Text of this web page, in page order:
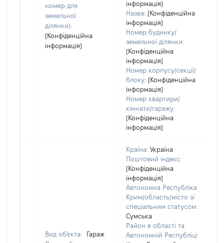
номер для
земельної
ділянки):
[Конфіденційна
інформація]
інформація]
Назва: [Конфіденційна
інформація]
Номер будинку/
земельної ділянки:
[Конфіденційна
інформація]
Номер корпусу/секції/
блоку: [Конфіденційна
інформація]
Номер квартири/
кімнати/гаражу:
[Конфіденційна
інформація]
Вид об'єкта:
Гараж
Країна: Україна
Поштовий індекс:
[Конфіденційна
інформація]
Автономна Республіка
Крим/область/місто зі
спеціальним статусом:
Сумська
Район в області та
Автономній Республіці